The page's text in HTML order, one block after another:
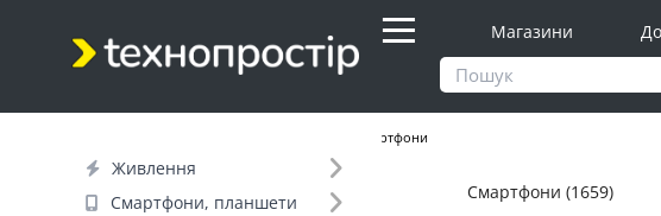
Магазини
Живлення
Смартфони, планшети
Смартфони
Фільтр Смартфони (1659)